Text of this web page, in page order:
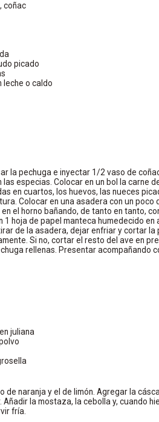
coñac
picado
leche o caldo
la pechuga e inyectar 1/2 vaso de
especias. Colocar en un bol la carne
en cuartos, los huevos, las nueces
Colocar en una asadera con un
el horno bañando, de tanto en tanto,
1 hoja de papel manteca humedecido
de la asadera, dejar enfriar y cortar la
Si no, cortar el resto del ave en
rellenas. Presentar acompañando
juliana
de naranja y el de limón. Agregar la
la mostaza, la cebolla y, cuando
fría.